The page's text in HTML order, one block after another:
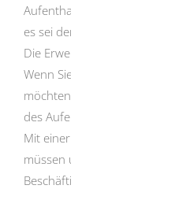
Aufenthaltstitel besitzen,
es sei denn, ein Gesetz
Die Erwerbstätigkeit kann
Wenn Sie Ihren
möchten, müssen Sie dies
des Aufenthaltstitels
Mit einer Verlängerung
müssen und Ihre
Beschäftigung verlieren.